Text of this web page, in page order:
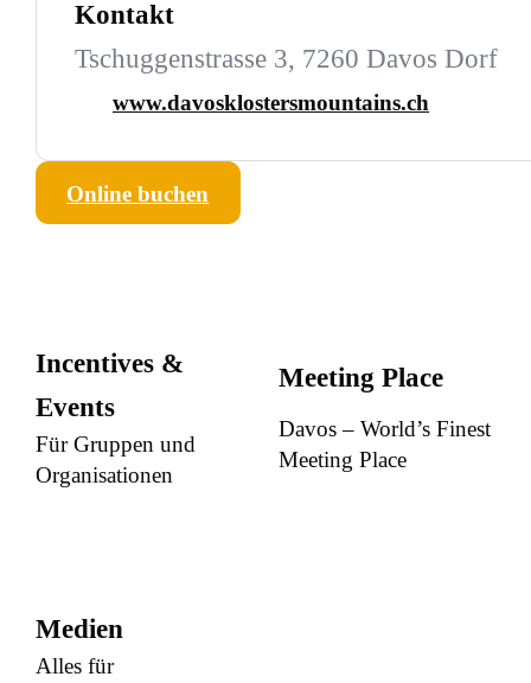
Kontakt
Tschuggenstrasse 3, 7260 Davos Dorf
www.davosklostersmountains.ch
Online buchen
Incentives &
Events
Für Gruppen und
Organisationen
Meeting Place
Davos – World’s Finest
Meeting Place
Medien
Alles für